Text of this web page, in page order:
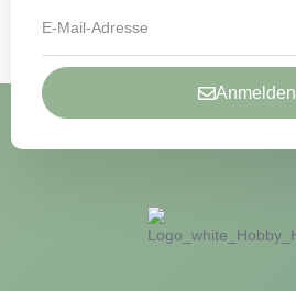
Anmelden